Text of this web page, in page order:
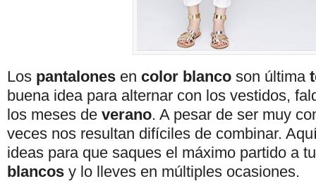
Los pantalones en color blanco son última
buena idea para alternar con los vestidos,
los meses de verano. A pesar de ser muy
veces nos resultan difíciles de combinar.
ideas para que saques el máximo partido a
blancos y lo lleves en múltiples ocasiones.